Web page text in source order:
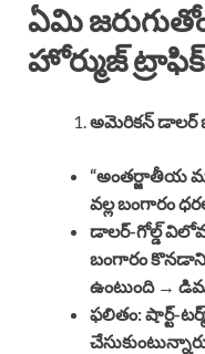
ఏమి
హోర్ముజ్
అమెరికన్ డాలర్
“అంతర్జాతీయ
వల్ల బంగారం
డాలర్-గోల్డ్ విలోమ
బంగారం
ఉంటుంది →
ఫలితం: షార్ట్-